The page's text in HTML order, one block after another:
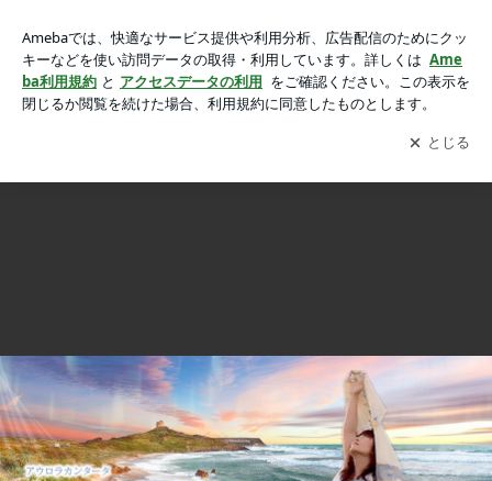
枚目
《 LOVING講習申し込み時のマナーについて 》